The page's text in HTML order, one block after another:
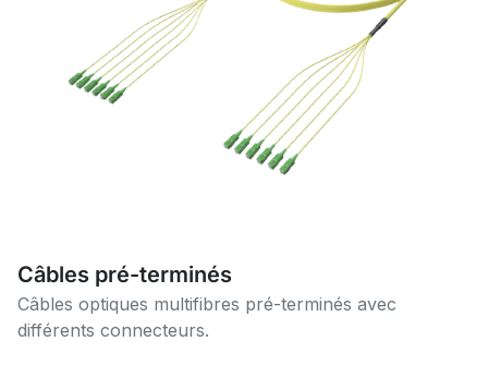
Câbles pré-terminés
Câbles optiques multifibres pré-terminés avec
différents connecteurs.